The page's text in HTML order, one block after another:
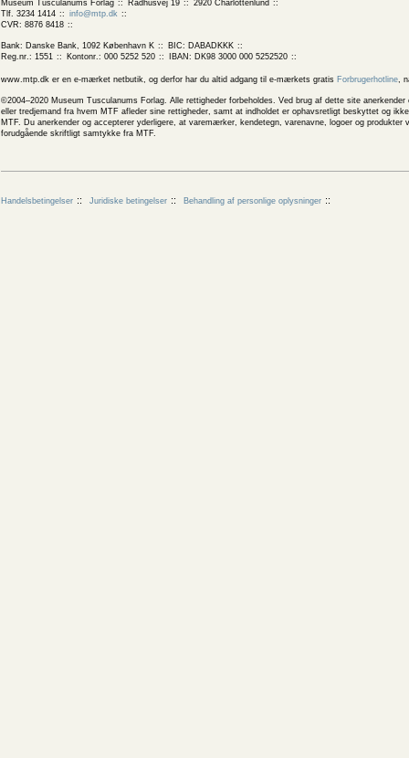
Museum Tusculanums Forlag Rådhusvej 19
2920 Charlottenlund
Tlf. 3234 1414
info@mtp.dk
CVR: 8876 8418
Bank: Danske Bank, 1092 København K
BIC: DABADKKK
Reg.nr.: 1551
Kontonr.: 000 5252 520 IBAN: DK98 3000 000 5252520
www.mtp.dk er en e-mærket netbutik, og derfor har du altid adgang til e-mærkets gratis Forbrugerhotline,
©2004–2020 Museum Tusculanums Forlag. Alle rettigheder forbeholdes. Ved brug af dette site
eller tredjemand fra hvem MTF afleder sine rettigheder, samt at indholdet er ophavsretligt beskyttet og
MTF. Du anerkender og accepterer yderligere, at varemærker, kendetegn, varenavne, logoer og
forudgående skriftligt samtykke fra MTF.
Handelsbetingelser Juridiske betingelser Behandling af personlige oplysninger